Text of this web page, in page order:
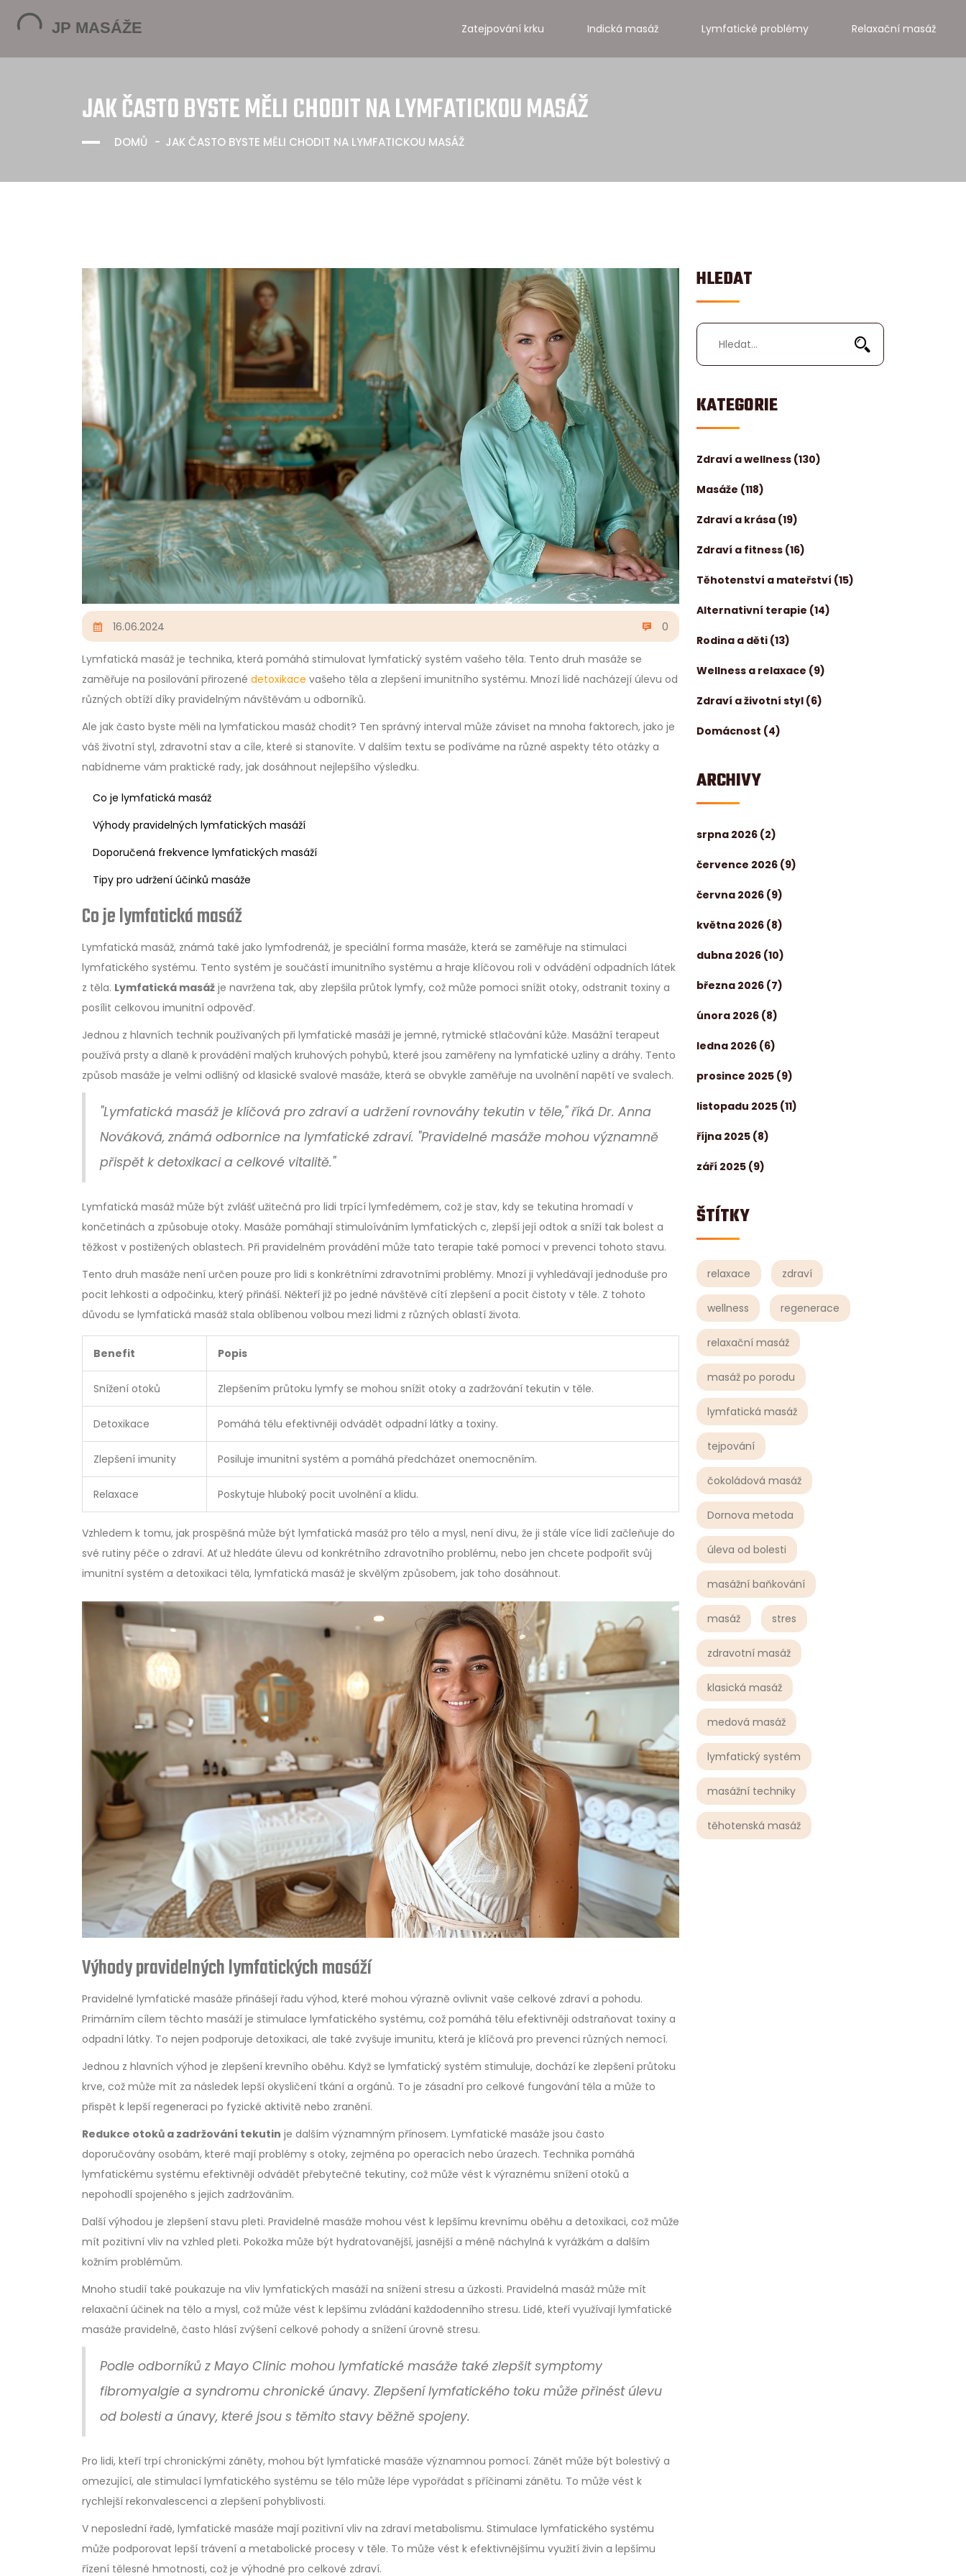
Zatejpování krku Indická masáž Lymfatické problémy Relaxační masáž
JAK ČASTO BYSTE MĚLI CHODIT NA LYMFATICKOU MASÁŽ
DOMŮ JAK ČASTO BYSTE MĚLI CHODIT NA LYMFATICKOU MASÁŽ
HLEDAT
KATEGORIE
Zdraví a wellness (130)
Masáže (118)
Zdraví a krása (19)
Zdraví a fitness (16)
Těhotenství a mateřství (15)
Alternativní terapie (14)
Rodina a děti (13)
Wellness a relaxace (9)
Zdraví a životní styl (6)
Domácnost (4)
ARCHIVY
srpna 2026 (2)
července 2026 (9)
června 2026 (9)
května 2026 (8)
dubna 2026 (10)
března 2026 (7)
února 2026 (8)
ledna 2026 (6)
prosince 2025 (9)
listopadu 2025 (11)
října 2025 (8)
září 2025 (9)
ŠTÍTKY
relaxace zdraví
wellness regenerace
relaxační masáž
masáž po porodu
lymfatická masáž
tejpování
čokoládová masáž
Dornova metoda
úleva od bolesti
masážní baňkování
masáž stres
zdravotní masáž
klasická masáž
medová masáž
lymfatický systém
masážní techniky
těhotenská masáž
16.06.2024 0
Lymfatická masáž je technika, která pomáhá stimulovat lymfatický systém vašeho těla. Tento druh masáže se
zaměřuje na posilování přirozené detoxikace vašeho těla a zlepšení imunitního systému. Mnozí lidé nacházejí úlevu od
různých obtíží díky pravidelným návštěvám u odborníků.
Ale jak často byste měli na lymfatickou masáž chodit? Ten správný interval může záviset na mnoha faktorech, jako je
váš životní styl, zdravotní stav a cíle, které si stanovíte. V dalším textu se podíváme na různé aspekty této otázky a
nabídneme vám praktické rady, jak dosáhnout nejlepšího výsledku.
Co je lymfatická masáž
Výhody pravidelných lymfatických masáží
Doporučená frekvence lymfatických masáží
Tipy pro udržení účinků masáže
Co je lymfatická masáž
Lymfatická masáž, známá také jako lymfodrenáž, je speciální forma masáže, která se zaměřuje na stimulaci
lymfatického systému. Tento systém je součástí imunitního systému a hraje klíčovou roli v odvádění odpadních látek
z těla. Lymfatická masáž je navržena tak, aby zlepšila průtok lymfy, což může pomoci snížit otoky, odstranit toxiny a
posílit celkovou imunitní odpověď.
Jednou z hlavních technik používaných při lymfatické masáži je jemné, rytmické stlačování kůže. Masážní terapeut
používá prsty a dlaně k provádění malých kruhových pohybů, které jsou zaměřeny na lymfatické uzliny a dráhy. Tento
způsob masáže je velmi odlišný od klasické svalové masáže, která se obvykle zaměřuje na uvolnění napětí ve svalech.
"Lymfatická masáž je klíčová pro zdraví a udržení rovnováhy tekutin v těle," říká Dr. Anna
Nováková, známá odbornice na lymfatické zdraví. "Pravidelné masáže mohou významně
přispět k detoxikaci a celkové vitalitě."
Lymfatická masáž může být zvlášť užitečná pro lidi trpící lymfedémem, což je stav, kdy se tekutina hromadí v
končetinách a způsobuje otoky. Masáže pomáhají stimuloíváním lymfatických c, zlepší její odtok a sníží tak bolest a
těžkost v postižených oblastech. Při pravidelném provádění může tato terapie také pomoci v prevenci tohoto stavu.
Tento druh masáže není určen pouze pro lidi s konkrétními zdravotními problémy. Mnozí ji vyhledávají jednoduše pro
pocit lehkosti a odpočinku, který přináší. Někteří již po jedné návštěvě cítí zlepšení a pocit čistoty v těle. Z tohoto
důvodu se lymfatická masáž stala oblíbenou volbou mezi lidmi z různých oblastí života.
Benefit Popis
Snížení otoků Zlepšením průtoku lymfy se mohou snížit otoky a zadržování tekutin v těle.
Detoxikace Pomáhá tělu efektivněji odvádět odpadní látky a toxiny.
Zlepšení imunity Posiluje imunitní systém a pomáhá předcházet onemocněním.
Relaxace Poskytuje hluboký pocit uvolnění a klidu.
Vzhledem k tomu, jak prospěšná může být lymfatická masáž pro tělo a mysl, není divu, že ji stále více lidí začleňuje do
své rutiny péče o zdraví. Ať už hledáte úlevu od konkrétního zdravotního problému, nebo jen chcete podpořit svůj
imunitní systém a detoxikaci těla, lymfatická masáž je skvělým způsobem, jak toho dosáhnout.
Výhody pravidelných lymfatických masáží
Pravidelné lymfatické masáže přinášejí řadu výhod, které mohou výrazně ovlivnit vaše celkové zdraví a pohodu.
Primárním cílem těchto masáží je stimulace lymfatického systému, což pomáhá tělu efektivněji odstraňovat toxiny a
odpadní látky. To nejen podporuje detoxikaci, ale také zvyšuje imunitu, která je klíčová pro prevenci různých nemocí.
Jednou z hlavních výhod je zlepšení krevního oběhu. Když se lymfatický systém stimuluje, dochází ke zlepšení průtoku
krve, což může mít za následek lepší okysličení tkání a orgánů. To je zásadní pro celkové fungování těla a může to
přispět k lepší regeneraci po fyzické aktivitě nebo zranění.
Redukce otoků a zadržování tekutin je dalším významným přínosem. Lymfatické masáže jsou často
doporučovány osobám, které mají problémy s otoky, zejména po operacích nebo úrazech. Technika pomáhá
lymfatickému systému efektivněji odvádět přebytečné tekutiny, což může vést k výraznému snížení otoků a
nepohodlí spojeného s jejich zadržováním.
Další výhodou je zlepšení stavu pleti. Pravidelné masáže mohou vést k lepšímu krevnímu oběhu a detoxikaci, což může
mít pozitivní vliv na vzhled pleti. Pokožka může být hydratovanější, jasnější a méně náchylná k vyrážkám a dalším
kožním problémům.
Mnoho studií také poukazuje na vliv lymfatických masáží na snížení stresu a úzkosti. Pravidelná masáž může mít
relaxační účinek na tělo a mysl, což může vést k lepšímu zvládání každodenního stresu. Lidé, kteří využívají lymfatické
masáže pravidelně, často hlásí zvýšení celkové pohody a snížení úrovně stresu.
Podle odborníků z Mayo Clinic mohou lymfatické masáže také zlepšit symptomy
fibromyalgie a syndromu chronické únavy. Zlepšení lymfatického toku může přinést úlevu
od bolesti a únavy, které jsou s těmito stavy běžně spojeny.
Pro lidi, kteří trpí chronickými záněty, mohou být lymfatické masáže významnou pomocí. Zánět může být bolestivý a
omezující, ale stimulací lymfatického systému se tělo může lépe vypořádat s příčinami zánětu. To může vést k
rychlejší rekonvalescenci a zlepšení pohyblivosti.
V neposlední řadě, lymfatické masáže mají pozitivní vliv na zdraví metabolismu. Stimulace lymfatického systému
může podporovat lepší trávení a metabolické procesy v těle. To může vést k efektivnějšímu využití živin a lepšímu
řízení tělesné hmotnosti, což je výhodné pro celkové zdraví.